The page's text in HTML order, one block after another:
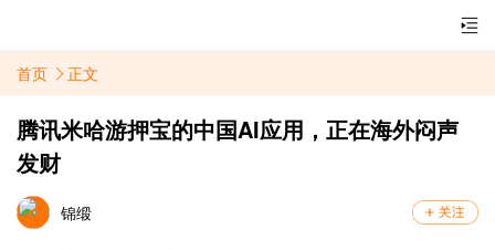
首页 正文
腾讯米哈游押宝的中国AI应用，正在海外闷声
发财
锦缎